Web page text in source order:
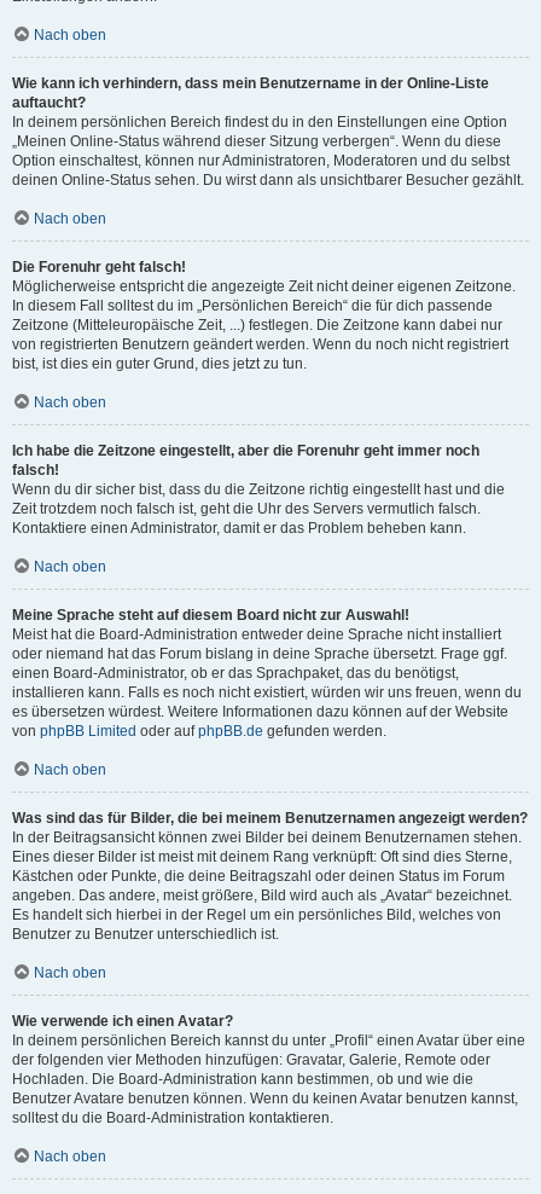
Nach oben
Wie kann ich verhindern, dass mein Benutzername in der Online-Liste
auftaucht?
In deinem persönlichen Bereich findest du in den Einstellungen eine Option
„Meinen Online-Status während dieser Sitzung verbergen“. Wenn du diese
Option einschaltest, können nur Administratoren, Moderatoren und du selbst
deinen Online-Status sehen. Du wirst dann als unsichtbarer Besucher gezählt.
Nach oben
Die Forenuhr geht falsch!
Möglicherweise entspricht die angezeigte Zeit nicht deiner eigenen Zeitzone.
In diesem Fall solltest du im „Persönlichen Bereich“ die für dich passende
Zeitzone (Mitteleuropäische Zeit, ...) festlegen. Die Zeitzone kann dabei nur
von registrierten Benutzern geändert werden. Wenn du noch nicht registriert
bist, ist dies ein guter Grund, dies jetzt zu tun.
Nach oben
Ich habe die Zeitzone eingestellt, aber die Forenuhr geht immer noch
falsch!
Wenn du dir sicher bist, dass du die Zeitzone richtig eingestellt hast und die
Zeit trotzdem noch falsch ist, geht die Uhr des Servers vermutlich falsch.
Kontaktiere einen Administrator, damit er das Problem beheben kann.
Nach oben
Meine Sprache steht auf diesem Board nicht zur Auswahl!
Meist hat die Board-Administration entweder deine Sprache nicht installiert
oder niemand hat das Forum bislang in deine Sprache übersetzt. Frage ggf.
einen Board-Administrator, ob er das Sprachpaket, das du benötigst,
installieren kann. Falls es noch nicht existiert, würden wir uns freuen, wenn du
es übersetzen würdest. Weitere Informationen dazu können auf der Website
von phpBB Limited oder aufphpBB.de gefunden werden.
Nach oben
Was sind das für Bilder, die bei meinem Benutzernamen angezeigt werden?
In der Beitragsansicht können zwei Bilder bei deinem Benutzernamen stehen.
Eines dieser Bilder ist meist mit deinem Rang verknüpft: Oft sind dies Sterne,
Kästchen oder Punkte, die deine Beitragszahl oder deinen Status im Forum
angeben. Das andere, meist größere, Bild wird auch als „Avatar“ bezeichnet.
Es handelt sich hierbei in der Regel um ein persönliches Bild, welches von
Benutzer zu Benutzer unterschiedlich ist.
Nach oben
Wie verwende ich einen Avatar?
In deinem persönlichen Bereich kannst du unter „Profil“ einen Avatar über eine
der folgenden vier Methoden hinzufügen: Gravatar, Galerie, Remote oder
Hochladen. Die Board-Administration kann bestimmen, ob und wie die
Benutzer Avatare benutzen können. Wenn du keinen Avatar benutzen kannst,
solltest du die Board-Administration kontaktieren.
Nach oben